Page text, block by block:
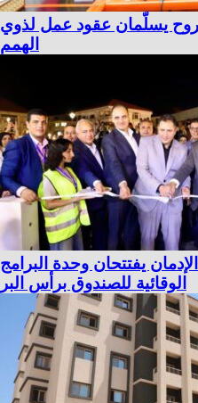
يسلّمان عقود عمل لذوي
الهمم
يفتتحان وحدة البرامج
الوقائية للصندوق برأس البر